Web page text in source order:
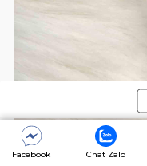
Facebook Chat Zalo